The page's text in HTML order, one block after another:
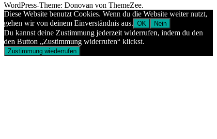
WordPress-Theme: Donovan von ThemeZee.
Diese Website benutzt Cookies. Wenn du die Website weiter nutzt,
gehen wir von deinem Einverständnis aus. OK Nein
Du kannst deine Zustimmung jederzeit widerrufen, indem du den
den Button „Zustimmung widerrufen“ klickst.
Zustimmung wiederrufen